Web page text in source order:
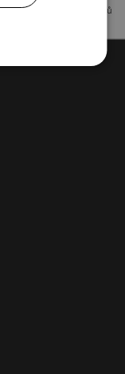
0 komentářů